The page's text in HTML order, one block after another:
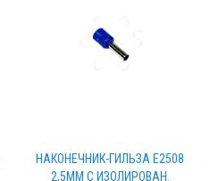
НАКОНЕЧНИК-ГИЛЬЗА Е2508
2,5ММ С ИЗОЛИРОВАН.